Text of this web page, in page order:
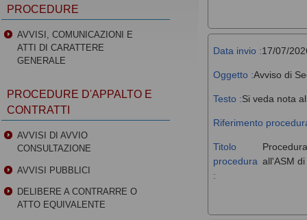
Data invio :17/07/
Oggetto :Avviso di
Testo :Si veda nota
Riferimento
Titolo
procedura
:
all'ASM
PROCEDURE
AVVISI, COMUNICAZIONI E
ATTI DI CARATTERE
GENERALE
PROCEDURE D'APPALTO E
CONTRATTI
AVVISI DI AVVIO
CONSULTAZIONE
AVVISI PUBBLICI
DELIBERE A CONTRARRE O
ATTO EQUIVALENTE